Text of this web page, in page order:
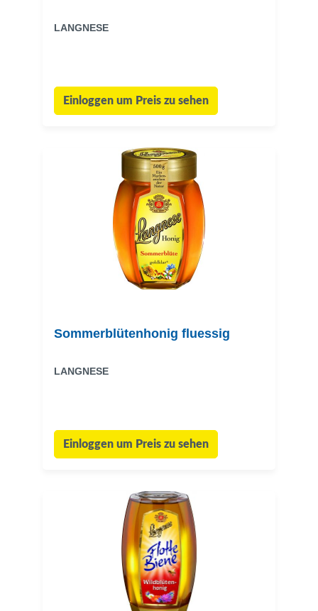
LANGNESE
Einloggen um Preis zu sehen
Sommerblütenhonig fluessig
LANGNESE
Einloggen um Preis zu sehen